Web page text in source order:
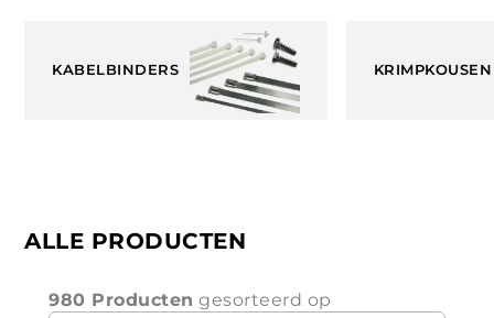
KABELBINDERS KRIMPKOUSEN
ALLE PRODUCTEN
980 Producten gesorteerd op